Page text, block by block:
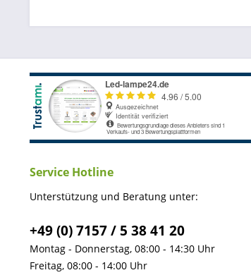
Service Hotline
Unterstützung und Beratung unter:
+49 (0) 7157 / 5 38 41 20
Montag - Donnerstag, 08:00 - 14:30 Uhr
Freitag, 08:00 - 14:00 Uhr